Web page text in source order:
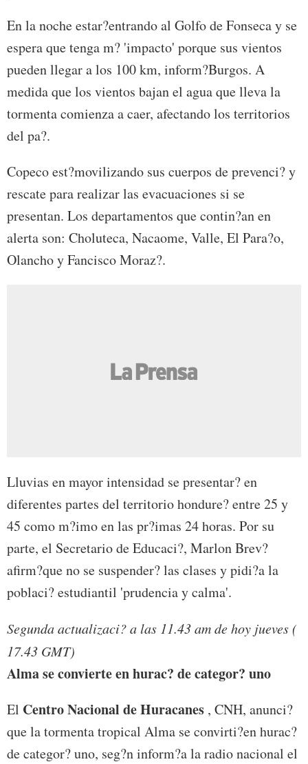
En la noche estar?entrando al Golfo de Fonseca y se
espera que tenga m? 'impacto' porque sus vientos
pueden llegar a los 100 km, inform?Burgos. A
medida que los vientos bajan el agua que lleva la
tormenta comienza a caer, afectando los territorios
del pa?.
Copeco est?movilizando sus cuerpos de prevenci? y
rescate para realizar las evacuaciones si se
presentan. Los departamentos que contin?an en
alerta son: Choluteca, Nacaome, Valle, El Para?o,
Olancho y Fancisco Moraz?.
Lluvias en mayor intensidad se presentar? en
diferentes partes del territorio hondure? entre 25 y
45 como m?imo en las pr?imas 24 horas. Por su
parte, el Secretario de Educaci?, Marlon Brev?
afirm?que no se suspender? las clases y pidi?a la
poblaci? estudiantil 'prudencia y calma'.
Segunda actualizaci? a las 11.43 am de hoy jueves (
17.43 GMT)
Alma se convierte en hurac? de categor? uno
El Centro Nacional de Huracanes , CNH, anunci?
que la tormenta tropical Alma se convirti?en hurac?
de categor? uno, seg?n inform?a la radio nacional el